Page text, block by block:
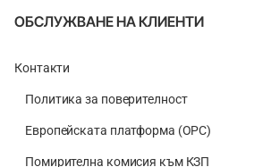
ОБСЛУЖВАНЕ НА КЛИЕНТИ
Контакти
Политика за поверителност
Европейската платформа (ОРС)
Помирителна комисия към КЗП